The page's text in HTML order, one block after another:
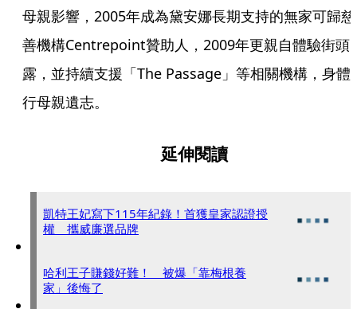
母親影響，2005年成為黛安娜長期支持的無家可歸慈
善機構Centrepoint贊助人，2009年更親自體驗街頭
露，並持續支援「The Passage」等相關機構，身體
行母親遺志。
延伸閱讀
凱特王妃寫下115年紀錄！首獲皇家認證授
權 攜威廉選品牌
哈利王子賺錢好難！ 被爆「靠梅根養
家」後悔了